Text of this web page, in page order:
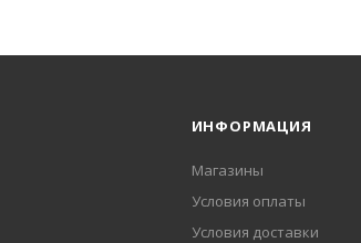
ИНФОРМАЦИЯ
Магазины
Условия оплаты
Условия доставки